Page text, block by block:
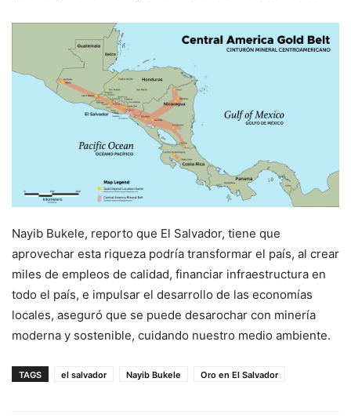
Nayib Bukele, reporto que El Salvador, tiene que
aprovechar esta riqueza podría transformar el país, al crear
miles de empleos de calidad, financiar infraestructura en
todo el país, e impulsar el desarrollo de las economías
locales, aseguró que se puede desarochar con minería
moderna y sostenible, cuidando nuestro medio ambiente.
TAGS el salvador Nayib Bukele Oro en El Salvador